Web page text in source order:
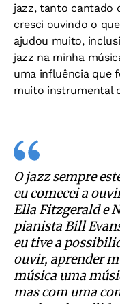
jazz, tanto cantado
cresci ouvindo o
ajudou muito,
jazz na minha
uma influência que
muito instrumental
O jazz sempre
eu comecei a
Ella Fitzgerald e
pianista Bill
eu tive a
ouvir, aprender
música uma
mas com uma